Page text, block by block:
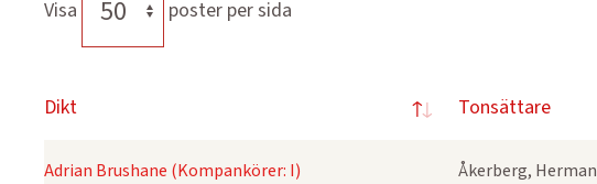
Visa poster per sida
Dikt Tonsättare
Adrian Brushane (Kompankörer: I) Åkerberg, Herman